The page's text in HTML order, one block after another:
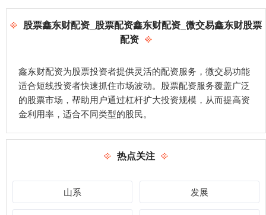
股票鑫东财配资_股票配资鑫东财配资_微交易鑫东财股票
配资
鑫东财配资为股票投资者提供灵活的配资服务，微交易功能
适合短线投资者快速抓住市场波动。股票配资服务覆盖广泛
的股票市场，帮助用户通过杠杆扩大投资规模，从而提高资
金利用率，适合不同类型的股民。
热点关注
山系 发展